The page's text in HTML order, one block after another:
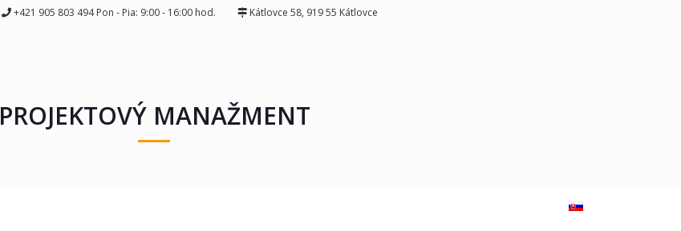
+421 905 803 494 Pon - Pia: 9:00 - 16:00 hod. Kátlovce 58, 919 55 Kátlovce
PROJEKTOVÝ MANAŽMENT